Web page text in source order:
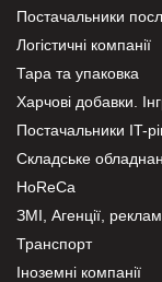
Постачальники
Логістичні компанії
Тара та упаковка
Харчові добавки.
Постачальники IT-
Складське
HoReCa
ЗМІ, Агенції,
Транспорт
Іноземні компанії